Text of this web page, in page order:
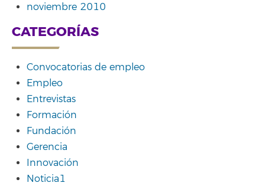
noviembre 2010
CATEGORÍAS
Convocatorias de empleo
Empleo
Entrevistas
Formación
Fundación
Gerencia
Innovación
Noticia1